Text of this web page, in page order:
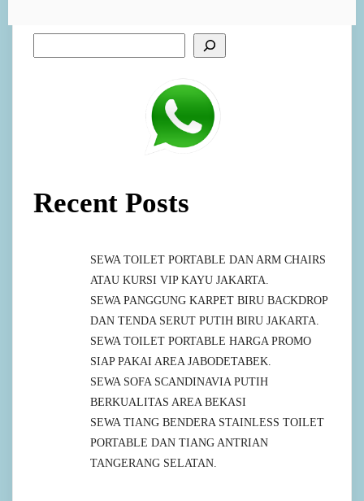
Recent Posts
SEWA TOILET PORTABLE DAN ARM CHAIRS
ATAU KURSI VIP KAYU JAKARTA.
SEWA PANGGUNG KARPET BIRU BACKDROP
DAN TENDA SERUT PUTIH BIRU JAKARTA.
SEWA TOILET PORTABLE HARGA PROMO
SIAP PAKAI AREA JABODETABEK.
SEWA SOFA SCANDINAVIA PUTIH
BERKUALITAS AREA BEKASI
SEWA TIANG BENDERA STAINLESS TOILET
PORTABLE DAN TIANG ANTRIAN
TANGERANG SELATAN.